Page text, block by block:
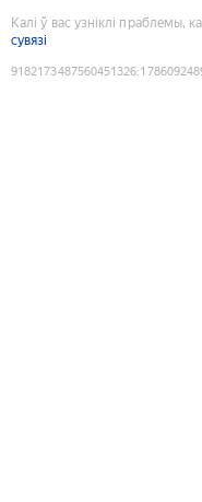
Калі ў вас узніклі праблемы,
сувязі
9182173487560451326: